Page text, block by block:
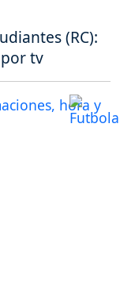
(RC):
tv